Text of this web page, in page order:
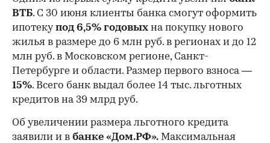
ВТБ. С 30 июня клиенты банка смогут оформить
ипотекупод 6,5% годовых на покупку нового
жилья в размере до 6 млн руб. в регионах и до 12
млн руб. в Московском регионе, Санкт-
Петербурге и области. Размер первого взноса —
15%. Всего банк выдал более 14 тыс. льготных
кредитов на 39 млрд руб.
Об увеличении размера льготного кредита
заявили и в банке «Дом.РФ». Максимальная